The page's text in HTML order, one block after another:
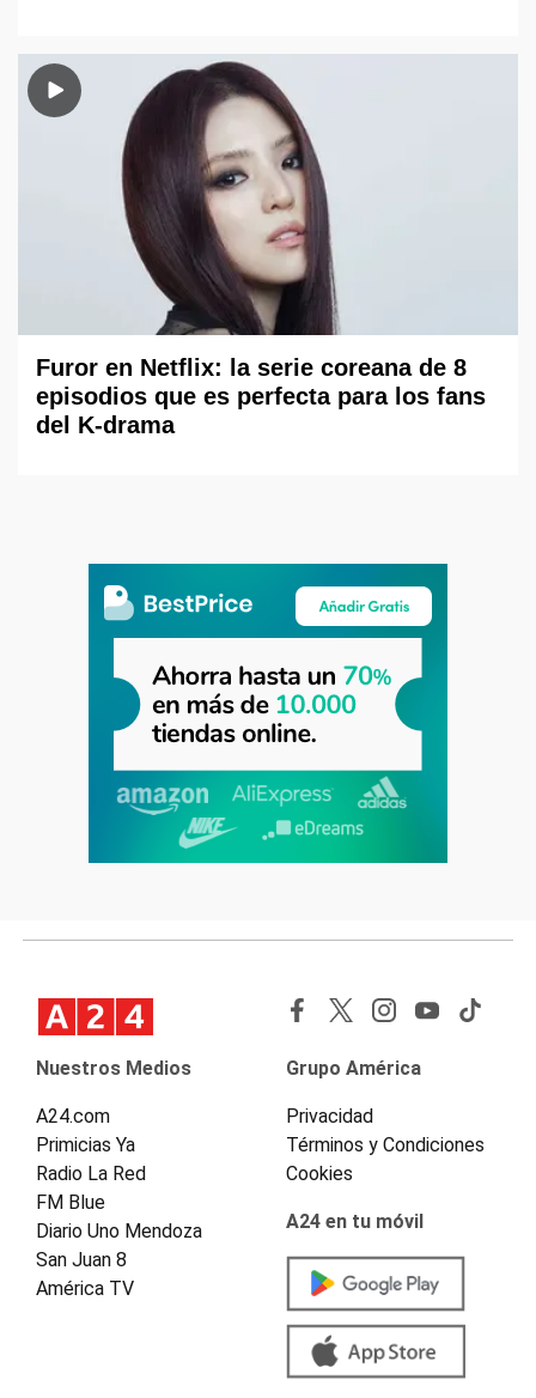
Furor en Netflix: la serie coreana de 8
episodios que es perfecta para los fans
del K-drama
Nuestros Medios
A24.com
Primicias Ya
Radio La Red
FM Blue
Diario Uno Mendoza
San Juan 8
América TV
Grupo América
Privacidad
Términos y Condiciones
Cookies
A24 en tu móvil